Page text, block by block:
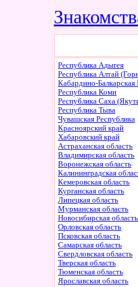
Республика Адыгея
Республика Алтай
Кабардино-Балкарская
Республика Коми
Республика Саха
Республика Тыва
Чувашская Республика
Красноярский край
Хабаровский край
Астраханская область
Владимирская область
Воронежская область
Калининградская
Кемеровская область
Курганская область
Липецкая область
Мурманская область
Новосибирская область
Орловская область
Псковская область
Самарская область
Свердловская область
Тверская область
Тюменская область
Ярославская область